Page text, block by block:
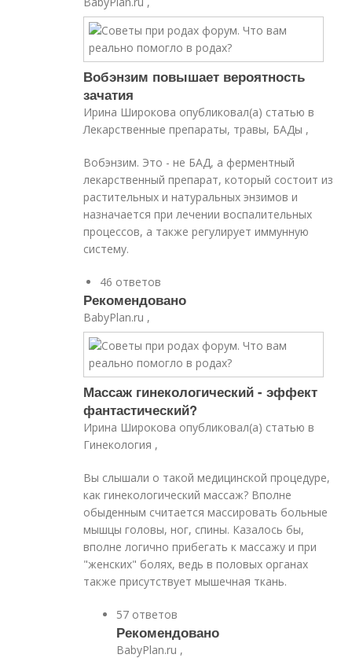
Вобэнзим повышает вероятность
зачатия
Ирина Широкова опубликовал(а) статью в
Лекарственные препараты, травы, БАДы ,
Вобэнзим. Это - не БАД, а ферментный
лекарственный препарат, который состоит из
растительных и натуральных энзимов и
назначается при лечении воспалительных
процессов, а также регулирует иммунную
систему.
46 ответов
Рекомендовано
BabyPlan.ru ,
Массаж гинекологический - эффект
фантастический?
Ирина Широкова опубликовал(а) статью в
Гинекология ,
Вы слышали о такой медицинской процедуре,
как гинекологический массаж? Вполне
обыденным считается массировать больные
мышцы головы, ног, спины. Казалось бы,
вполне логично прибегать к массажу и при
"женских" болях, ведь в половых органах
также присутствует мышечная ткань.
57 ответов
Рекомендовано
BabyPlan.ru ,